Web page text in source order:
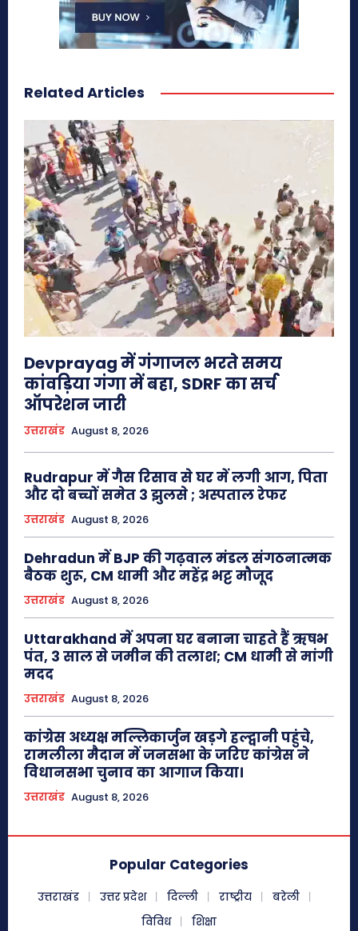
Related Articles
Devprayag में गंगाजल भरते समय
कांवड़िया गंगा में बहा, SDRF का सर्च
ऑपरेशन जारी
उत्तराखंड August 8, 2026
Rudrapur में गैस रिसाव से घर में लगी आग, पिता
और दो बच्चों समेत 3 झुलसे ; अस्पताल रेफर
उत्तराखंड August 8, 2026
Dehradun में BJP की गढ़वाल मंडल संगठनात्मक
बैठक शुरू, CM धामी और महेंद्र भट्ट मौजूद
उत्तराखंड August 8, 2026
Uttarakhand में अपना घर बनाना चाहते हैं ऋषभ
पंत, 3 साल से जमीन की तलाश; CM धामी से मांगी
मदद
उत्तराखंड August 8, 2026
कांग्रेस अध्यक्ष मल्लिकार्जुन खड़गे हल्द्वानी पहुंचे,
रामलीला मैदान में जनसभा के जरिए कांग्रेस ने
विधानसभा चुनाव का आगाज किया।
उत्तराखंड August 8, 2026
Popular Categories
उत्तराखंड उत्तर प्रदेश दिल्ली राष्ट्रीय
बरेली
विविध
शिक्षा